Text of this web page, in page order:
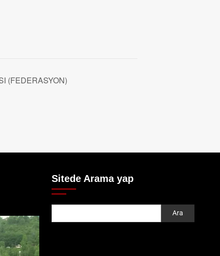
(FEDERASYON)
Sitede Arama yap
Ara